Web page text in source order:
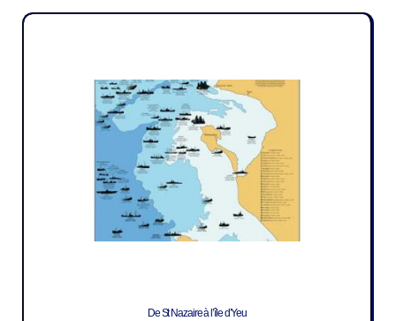
De St Nazaire à l’île d’Yeu